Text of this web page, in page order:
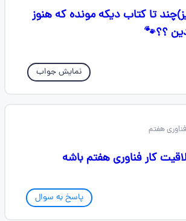
تا کتاب دیکه مونده که هنوز
؟؟🐾
نمایش جواب
کار فناوری هفتم باشه
پاسخ به سوال